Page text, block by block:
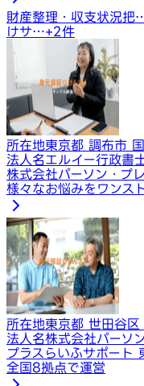
財産整理・収支状況把
けサ…+2件
所在地東京都 調布市
法人名エルイー行政書
株式会社パーソン・プ
様々なお悩みをワンス
所在地東京都 世田谷
法人名株式会社パーソ
プラスらいふサポート
全国8拠点で運営